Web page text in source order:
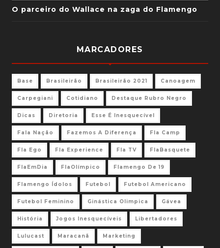
O parceiro do Wallace na zaga do Flamengo
MARCADORES
Base Brasileirão Brasileirão 2021 Canoagem
Carpegiani Cotidiano Destaque Rubro Negro
Dicas Diretoria Esse É Inesquecível
Fala Nação Fazemos A Diferença Fla Camp
Fla Ego Fla Experience Fla TV FlaBasquete
FlaEmDia FlaOlímpico Flamengo De 19
Flamengo Ídolos Futebol Futebol Americano
Futebol Feminino Ginástica Olimpica Gávea
História Jogos Inesquecíveis Libertadores
Lulucast Maracanã Marketing